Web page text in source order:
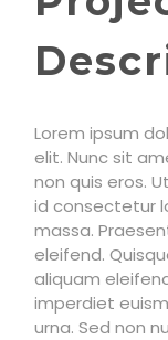
Lorem ipsum
elit. Nunc sit
non quis eros.
id consectetur
massa.
eleifend.
aliquam
imperdiet
urna. Sed non